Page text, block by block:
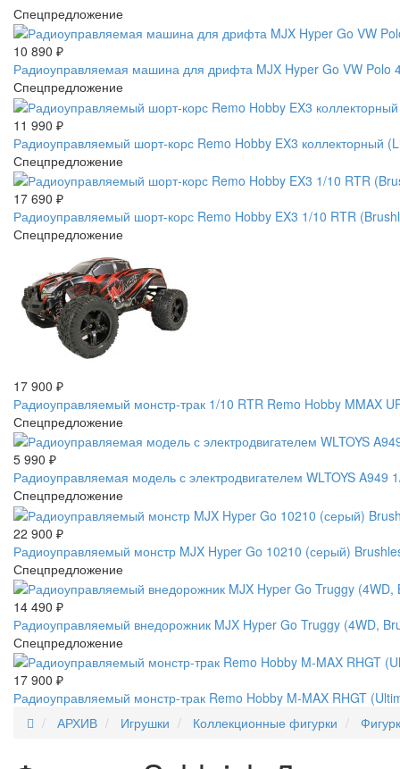
Спецпредложение
10 890 ₽
Радиоуправляемая машина для дрифта MJX Hyper Go VW Polo
Спецпредложение
11 990 ₽
Радиоуправляемый шорт-корс Remo Hobby EX3 коллекторный
Спецпредложение
17 690 ₽
Радиоуправляемый шорт-корс Remo Hobby EX3 1/10 RTR
Спецпредложение
17 900 ₽
Радиоуправляемый монстр-трак 1/10 RTR Remo Hobby MMAX
Спецпредложение
5 990 ₽
Радиоуправляемая модель с электродвигателем WLTOYS A949
Спецпредложение
22 900 ₽
Радиоуправляемый монстр MJX Hyper Go 10210 (серый)
Спецпредложение
14 490 ₽
Радиоуправляемый внедорожник MJX Hyper Go Truggy (4WD,
Спецпредложение
17 900 ₽
Радиоуправляемый монстр-трак Remo Hobby M-MAX RHGT
АРХИВ
Игрушки Коллекционные фигурки